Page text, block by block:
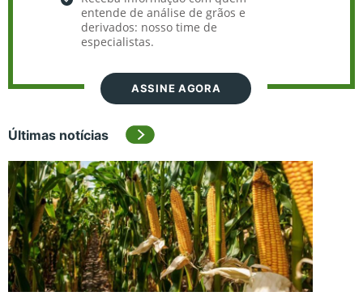
entende de análise de grãos e
derivados: nosso time de
especialistas.
ASSINE AGORA
Últimas notícias